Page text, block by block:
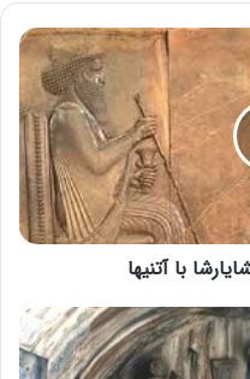
با آتنيها